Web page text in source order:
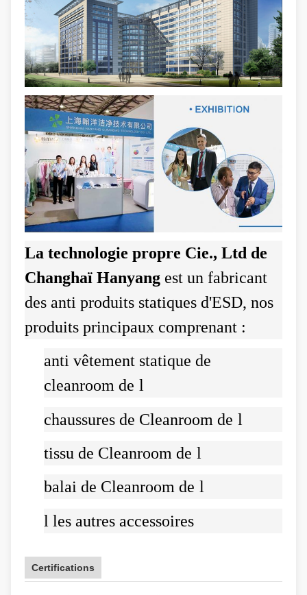
La technologie propre Cie., Ltd de
Changhaï Hanyang est un fabricant
des anti produits statiques d'ESD, nos
produits principaux comprenant :
anti vêtement statique de
cleanroom de l
chaussures de Cleanroom de l
tissu de Cleanroom de l
balai de Cleanroom de l
l les autres accessoires
Certifications